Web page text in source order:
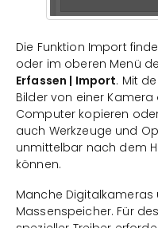
Die Funktion Import
oder im oberen Menü
Erfassen | Import. Mit
Bilder von einer
Computer kopieren
auch Werkzeuge und
unmittelbar nach dem
können.
Manche Digitalkameras
Massenspeicher. Für